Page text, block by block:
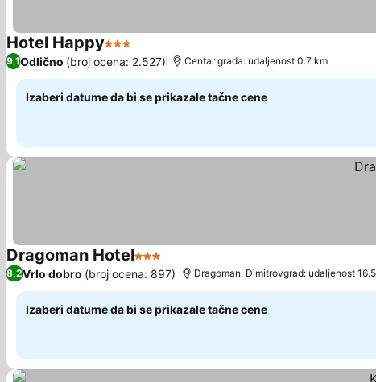
Hotel Happy3 ZvezdicePogledaj cene
9,1Odlično (broj ocena: 2.527) Centar grada: udaljenost 0.7 km
Izaberi datume da bi se prikazale tačne cene
Dragoman Hotel3 ZvezdicePogledaj cene
8,2Vrlo dobro (broj ocena: 897) Dragoman, Dimitrovgrad: udaljenost
Izaberi datume da bi se prikazale tačne cene